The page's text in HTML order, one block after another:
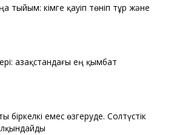
тыйым: кімге қауіп төніп тұр және
Қазақстандағы ең қымбат
біркелкі емес өзгеруде. Солтүстік